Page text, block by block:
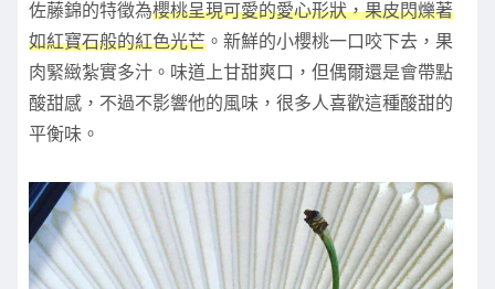
佐藤錦的特徵為櫻桃呈現可愛的愛心形狀，果皮閃爍著
如紅寶石般的紅色光芒 。新鮮的小櫻桃一口咬下去，果
肉緊緻紮實多汁。味道上甘甜爽口，但偶爾還是會帶點
酸甜感，不過不影響他的風味，很多人喜歡這種酸甜的
平衡味。